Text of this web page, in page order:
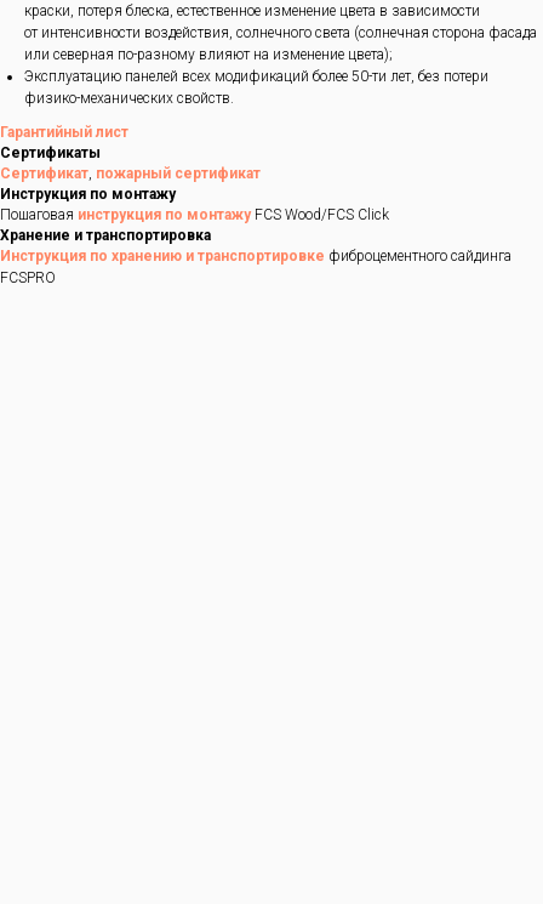
краски, потеря блеска, естественное изменение цвета в зависимости
от интенсивности воздействия, солнечного света (солнечная сторона фасада
или северная по-разному влияют на изменение цвета);
Эксплуатацию панелей всех модификаций более 50-ти лет, без потери
физико-механических свойств.
Гарантийный лист
Сертификаты
Сертификат, пожарный сертификат
Инструкция по монтажу
Пошаговая инструкция по монтажуFCS Wood/FCS Click
Хранение и транспортировка
Инструкция по хранению и транспортировке фиброцементного сайдинга
FCSPRO